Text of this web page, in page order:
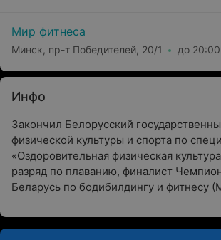
Мир фитнеса
Минск, пр-т Победителей, 20/1 до 20:00
Инфо
Закончил Белорусский
физической культуры и спорта по
«Оздоровительная физическая
разряд по плаванию, финалист
Беларусь по бодибилдингу и фитнесу